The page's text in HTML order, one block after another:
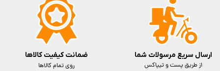
ارسال سریع مرسولات شما
از طریق پست و تیپاکس
ضمانت کیفیت کالاها
روی تمام کالاها